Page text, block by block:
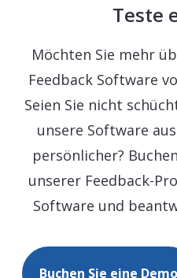
Teste
Möchten Sie mehr
Feedback Software
Seien Sie nicht
unsere Software
persönlicher?
unserer Feedback-
Software und
Buchen Sie eine Demo